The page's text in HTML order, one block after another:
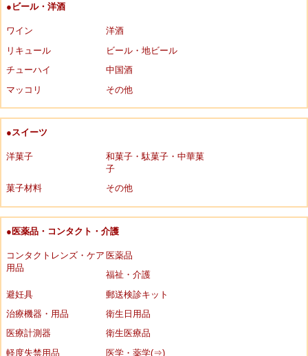
●ビール・洋酒
ワイン
洋酒
リキュール
ビール・地ビール
チューハイ
中国酒
マッコリ
その他
●スイーツ
洋菓子
和菓子・駄菓子・中華菓
子
菓子材料
その他
●医薬品・コンタクト・介護
コンタクトレンズ・ケア
用品
医薬品
福祉・介護
避妊具
郵送検診キット
治療機器・用品
衛生日用品
医療計測器
衛生医療品
軽度失禁用品
医学・薬学(⇒)